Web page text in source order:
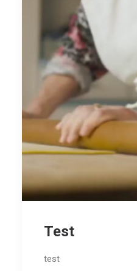
Test
test